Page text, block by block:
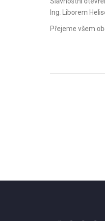
Ing. Liborem
Přejeme všem